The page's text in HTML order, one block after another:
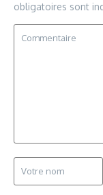
obligatoires sont